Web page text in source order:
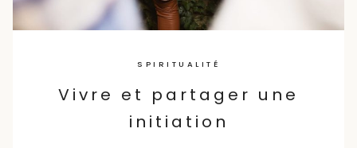
SPIRITUALITÉ
Vivre et partager une
initiation